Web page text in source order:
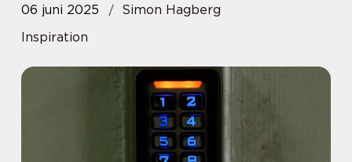
06 juni 2025
Simon Hagberg
Inspiration